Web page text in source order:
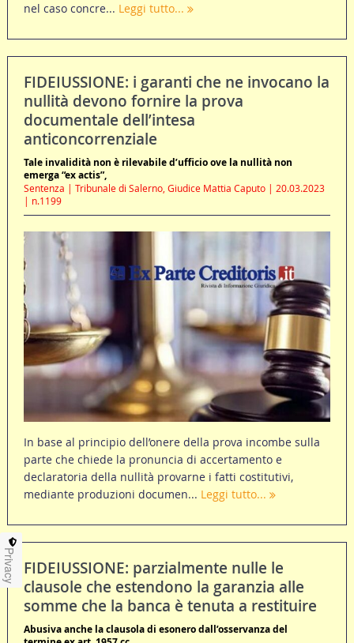
nel caso concre... Leggi tutto...
FIDEIUSSIONE: i garanti che ne invocano la
nullità devono fornire la prova
documentale dell’intesa
anticoncorrenziale
Tale invalidità non è rilevabile d’ufficio ove la nullità non
emerga “ex actis”,
Sentenza | Tribunale di Salerno, Giudice Mattia Caputo | 20.03.2023
| n.1199
In base al principio dell’onere della prova incombe sulla
parte che chiede la pronuncia di accertamento e
declaratoria della nullità provarne i fatti costitutivi,
mediante produzioni documen... Leggi tutto...
FIDEIUSSIONE: parzialmente nulle le
clausole che estendono la garanzia alle
somme che la banca è tenuta a restituire
Abusiva anche la clausola di esonero dall’osservanza del
Privacy